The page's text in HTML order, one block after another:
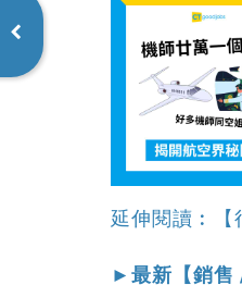
延伸閱讀︰【
►最新【銷售